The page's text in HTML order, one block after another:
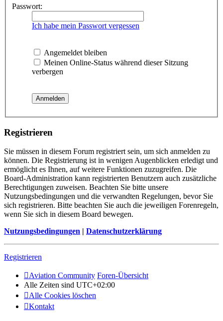
Passwort:
Ich habe mein Passwort vergessen
Angemeldet bleiben
Meinen Online-Status während dieser Sitzung
verbergen
Registrieren
Sie müssen in diesem Forum registriert sein, um sich anmelden zu
können. Die Registrierung ist in wenigen Augenblicken erledigt und
ermöglicht es Ihnen, auf weitere Funktionen zuzugreifen. Die
Board-Administration kann registrierten Benutzern auch zusätzliche
Berechtigungen zuweisen. Beachten Sie bitte unsere
Nutzungsbedingungen und die verwandten Regelungen, bevor Sie
sich registrieren. Bitte beachten Sie auch die jeweiligen Forenregeln,
wenn Sie sich in diesem Board bewegen.
Nutzungsbedingungen | Datenschutzerklärung
Registrieren
Aviation Community Foren-Übersicht
Alle Zeiten sind UTC+02:00
Alle Cookies löschen
Kontakt